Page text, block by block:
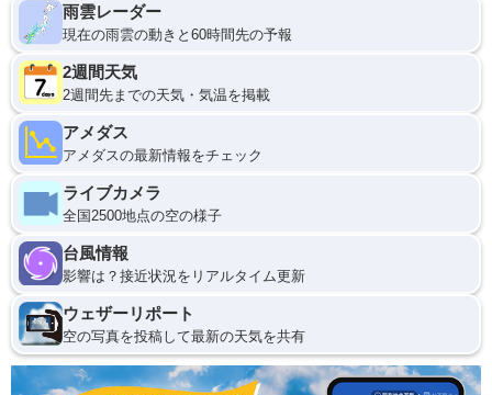
雨雲レーダー
現在の雨雲の動きと60時間先の予報
2週間天気
2週間先までの天気・気温を掲載
アメダス
アメダスの最新情報をチェック
ライブカメラ
全国2500地点の空の様子
台風情報
影響は？接近状況をリアルタイム更新
ウェザーリポート
空の写真を投稿して最新の天気を共有